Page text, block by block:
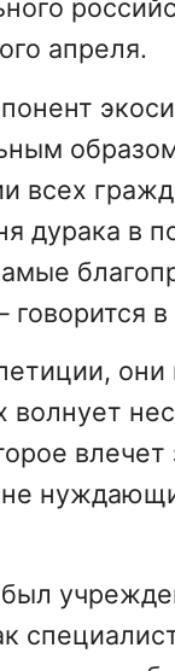
апреля.
всех
дурака в
они
волнует
влечет